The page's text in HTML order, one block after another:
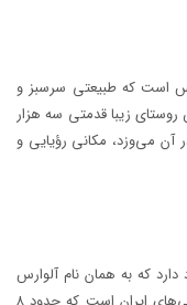
است که طبیعتی سرسبز و
کیلومتر است. این روستای زیبا قدمتی سه هزار
آن می‌وزد، مکانی رؤیایی و
که به همان نام آلوارس